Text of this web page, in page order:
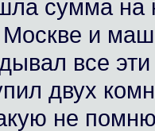
сумма на
Москве и
все
двух
не